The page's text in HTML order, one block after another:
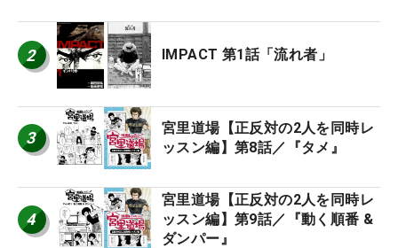
2 IMPACT 第1話「流れ者」
3
宮里道場【正反対の2人を同時レ
ッスン編】第8話／『タメ』
4
宮里道場【正反対の2人を同時レ
ッスン編】第9話／『動く順番 &
ダンパー』